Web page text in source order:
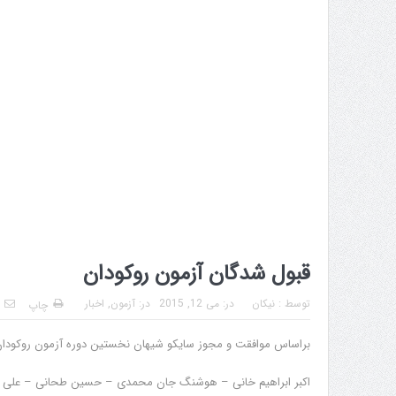
قبول شدگان آزمون روکودان
توسط :نیکان در:می 12, 2015 در:آزمون, اخبار چاپ
براساس موافقت و مجوز سایکو شیهان نخستین دوره آزمون روکودان(6) برگزار گردید و
اکبر ابراهیم خانی – هوشنگ جان محمدی – حسین طحانی – علی